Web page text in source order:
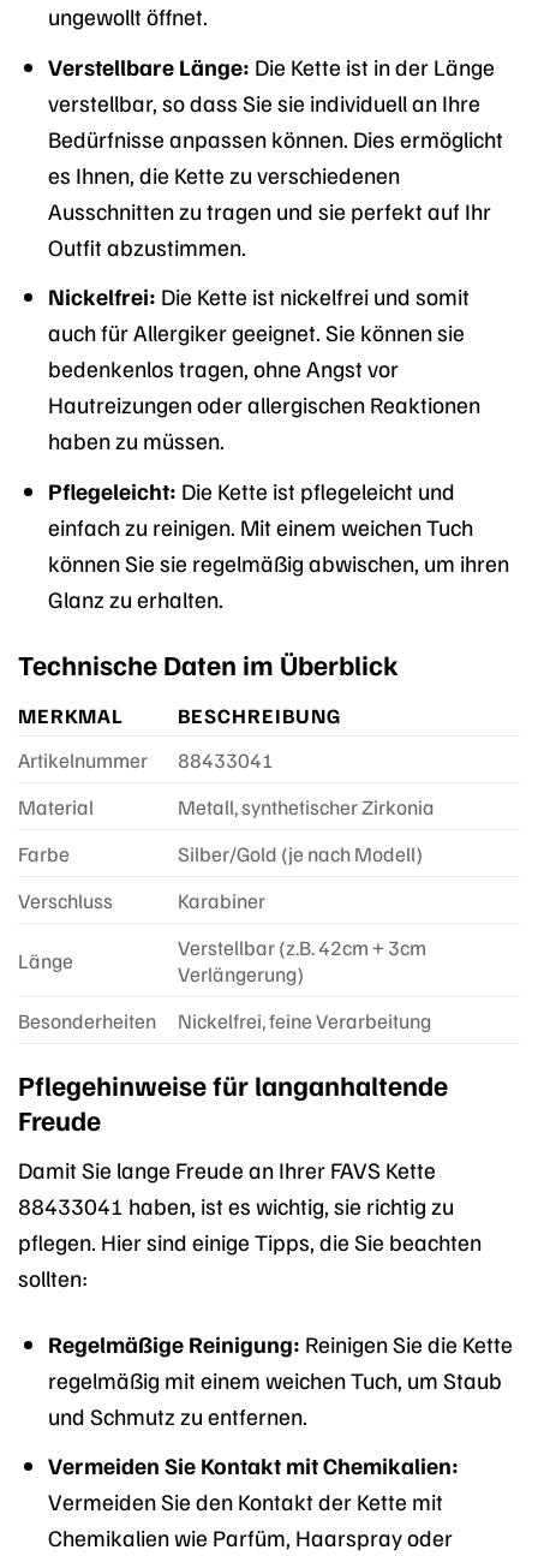
ungewollt öffnet.
Verstellbare Länge: Die Kette ist in der Länge
verstellbar, so dass Sie sie individuell an Ihre
Bedürfnisse anpassen können. Dies ermöglicht
es Ihnen, die Kette zu verschiedenen
Ausschnitten zu tragen und sie perfekt auf Ihr
Outfit abzustimmen.
Nickelfrei: Die Kette ist nickelfrei und somit
auch für Allergiker geeignet. Sie können sie
bedenkenlos tragen, ohne Angst vor
Hautreizungen oder allergischen Reaktionen
haben zu müssen.
Pflegeleicht: Die Kette ist pflegeleicht und
einfach zu reinigen. Mit einem weichen Tuch
können Sie sie regelmäßig abwischen, um ihren
Glanz zu erhalten.
Technische Daten im Überblick
MERKMAL
BESCHREIBUNG
Artikelnummer
88433041
Material
Metall, synthetischer Zirkonia
Farbe
Silber/Gold (je nach Modell)
Verschluss
Karabiner
Länge
Verstellbar (z.B. 42cm + 3cm
Verlängerung)
Besonderheiten
Nickelfrei, feine Verarbeitung
Pflegehinweise für langanhaltende
Freude
Damit Sie lange Freude an Ihrer FAVS Kette
88433041 haben, ist es wichtig, sie richtig zu
pflegen. Hier sind einige Tipps, die Sie beachten
sollten:
Regelmäßige Reinigung: Reinigen Sie die Kette
regelmäßig mit einem weichen Tuch, um Staub
und Schmutz zu entfernen.
Vermeiden Sie Kontakt mit Chemikalien:
Vermeiden Sie den Kontakt der Kette mit
Chemikalien wie Parfüm, Haarspray oder